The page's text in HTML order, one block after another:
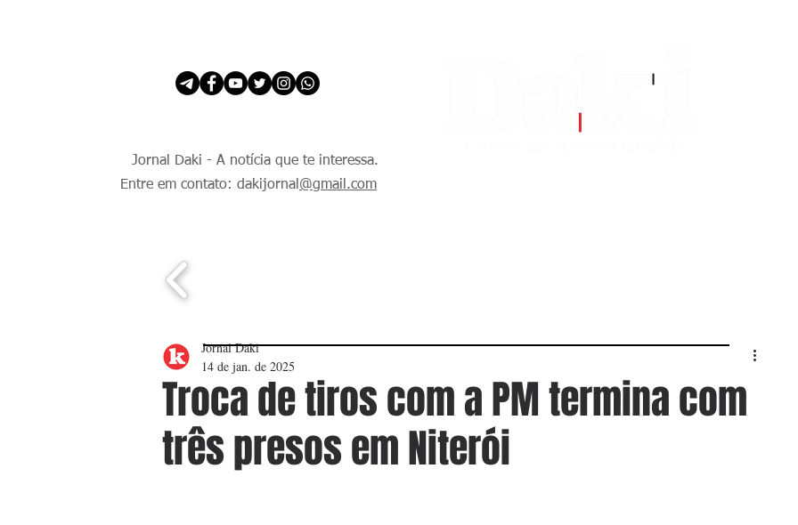
Jornal Daki - A notícia que te interessa.
Entre em contato: dakijornal @gmail.com
Troca de tiros com a PM termina com
três presos em Niterói
Jornal Daki
14 de jan. de 2025